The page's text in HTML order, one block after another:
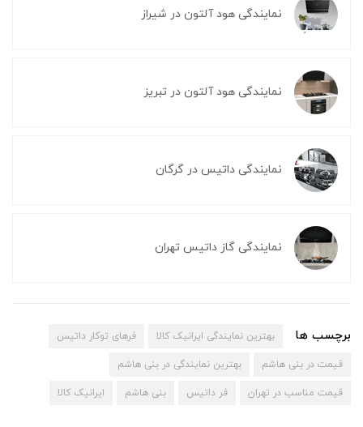
نمایندگی هود آلتون در شیراز
نمایندگی هود آلتون در تبریز
نمایندگی داتیس در گرگان
نمایندگی گاز داتیس تهران
برچسب ها بهترین نمایندگی ایرانیک کالا فرهای توکار داتیس
قیمت در بنی هاشم بهترین نمایندگی در بنی هاشم
قیمت مناسب در تهران فر داتیس بنی هاشم ایرانیک کالا